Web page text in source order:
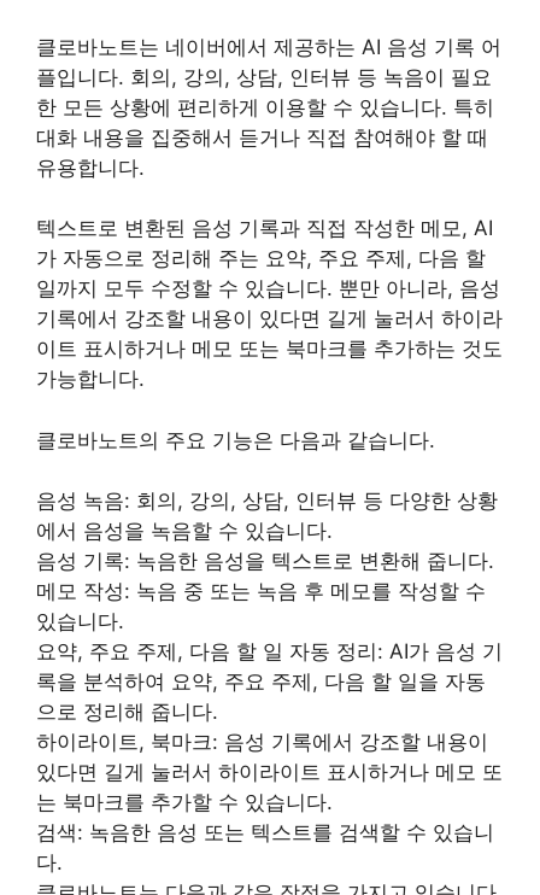
클로바노트는 네이버에서 제공하는 AI 음성 기록 어
플입니다. 회의, 강의, 상담, 인터뷰 등 녹음이 필요
한 모든 상황에 편리하게 이용할 수 있습니다. 특히
대화 내용을 집중해서 듣거나 직접 참여해야 할 때
유용합니다.
텍스트로 변환된 음성 기록과 직접 작성한 메모, AI
가 자동으로 정리해 주는 요약, 주요 주제, 다음 할
일까지 모두 수정할 수 있습니다. 뿐만 아니라, 음성
기록에서 강조할 내용이 있다면 길게 눌러서 하이라
이트 표시하거나 메모 또는 북마크를 추가하는 것도
가능합니다.
클로바노트의 주요 기능은 다음과 같습니다.
음성 녹음: 회의, 강의, 상담, 인터뷰 등 다양한 상황
에서 음성을 녹음할 수 있습니다.
음성 기록: 녹음한 음성을 텍스트로 변환해 줍니다.
메모 작성: 녹음 중 또는 녹음 후 메모를 작성할 수
있습니다.
요약, 주요 주제, 다음 할 일 자동 정리: AI가 음성 기
록을 분석하여 요약, 주요 주제, 다음 할 일을 자동
으로 정리해 줍니다.
하이라이트, 북마크: 음성 기록에서 강조할 내용이
있다면 길게 눌러서 하이라이트 표시하거나 메모 또
는 북마크를 추가할 수 있습니다.
검색: 녹음한 음성 또는 텍스트를 검색할 수 있습니
다.